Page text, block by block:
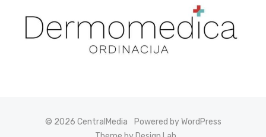
© 2026 CentralMedia
Powered by WordPress